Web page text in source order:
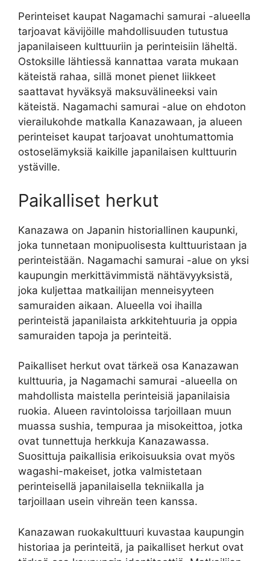
Perinteiset kaupat Nagamachi samurai -alueella
tarjoavat kävijöille mahdollisuuden tutustua
japanilaiseen kulttuuriin ja perinteisiin läheltä.
Ostoksille lähtiessä kannattaa varata mukaan
käteistä rahaa, sillä monet pienet liikkeet
saattavat hyväksyä maksuvälineeksi vain
käteistä. Nagamachi samurai -alue on ehdoton
vierailukohde matkalla Kanazawaan, ja alueen
perinteiset kaupat tarjoavat unohtumattomia
ostoselämyksiä kaikille japanilaisen kulttuurin
ystäville.
Paikalliset herkut
Kanazawa on Japanin historiallinen kaupunki,
joka tunnetaan monipuolisesta kulttuuristaan ja
perinteistään. Nagamachi samurai -alue on yksi
kaupungin merkittävimmistä nähtävyyksistä,
joka kuljettaa matkailijan menneisyyteen
samuraiden aikaan. Alueella voi ihailla
perinteistä japanilaista arkkitehtuuria ja oppia
samuraiden tapoja ja perinteitä.
Paikalliset herkut ovat tärkeä osa Kanazawan
kulttuuria, ja Nagamachi samurai -alueella on
mahdollista maistella perinteisiä japanilaisia
ruokia. Alueen ravintoloissa tarjoillaan muun
muassa sushia, tempuraa ja misokeittoa, jotka
ovat tunnettuja herkkuja Kanazawassa.
Suosittuja paikallisia erikoisuuksia ovat myös
wagashi-makeiset, jotka valmistetaan
perinteisellä japanilaisella tekniikalla ja
tarjoillaan usein vihreän teen kanssa.
Kanazawan ruokakulttuuri kuvastaa kaupungin
historiaa ja perinteitä, ja paikalliset herkut ovat